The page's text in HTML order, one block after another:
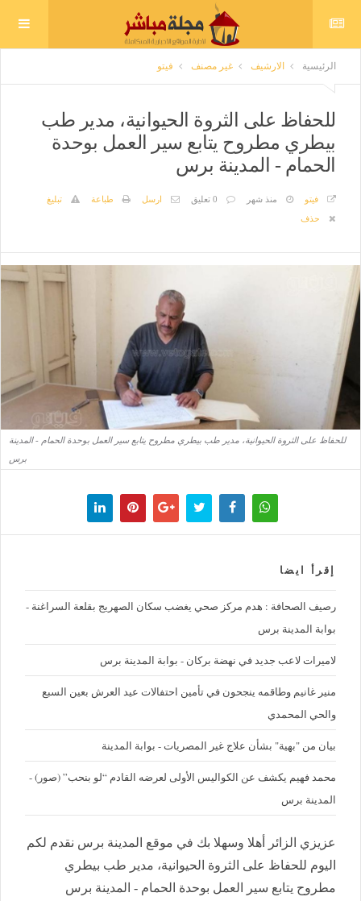
الرئيسية الارشيف غير مصنف فيتو
للحفاظ على الثروة الحيوانية، مدير طب
بيطري مطروح يتابع سير العمل بوحدة
الحمام - المدينة برس
فيتو منذ شهر 0 تعليق ارسل طباعة
تبليغ
حذف
للحفاظ على الثروة الحيوانية، مدير طب بيطري مطروح يتابع سير العمل بوحدة الحمام - المدينة
برس
إقرأ ايضا
رصيف الصحافة : هدم مركز صحي يغضب سكان الصهريج بقلعة السراغنة -
بوابة المدينة برس
لاميرات لاعب جديد في نهضة بركان - بوابة المدينة برس
منير غانيم وطاقمه ينجحون في تأمين احتفالات عيد العرش بعين السبع
والحي المحمدي
بيان من "بهية" بشأن علاج غير المصريات - بوابة المدينة
محمد فهيم يكشف عن الكواليس الأولى لعرضه القادم “لو بنحب” (صور) -
المدينة برس
عزيزي الزائر أهلا وسهلا بك في موقع المدينة برس نقدم لكم
اليوم للحفاظ على الثروة الحيوانية، مدير طب بيطري
مطروح يتابع سير العمل بوحدة الحمام - المدينة برس